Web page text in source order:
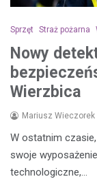
Sprzęt Straż pożarna
Nowy
Wierzbica
Mariusz Wieczorek
W ostatnim
swoje
technologiczne,…